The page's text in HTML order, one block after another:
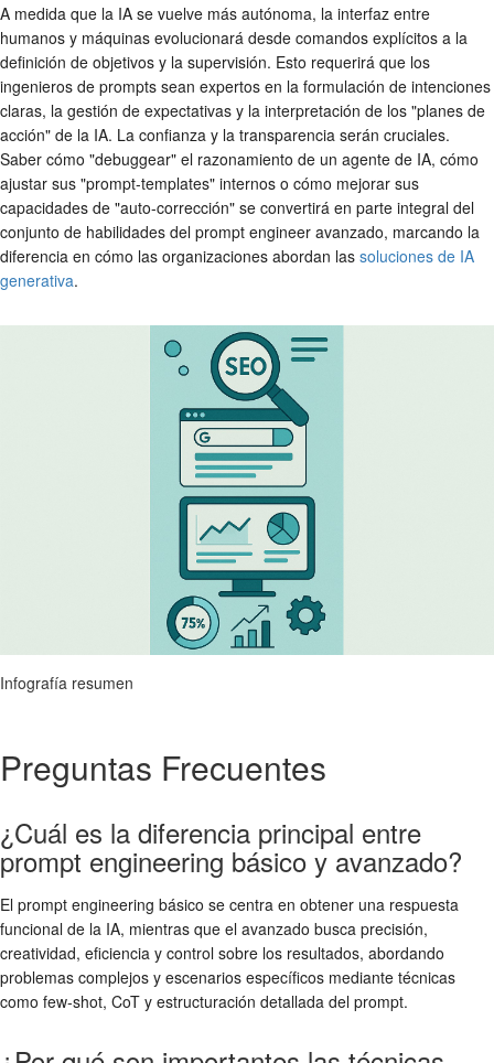
A medida que la IA se vuelve más autónoma, la interfaz entre
humanos y máquinas evolucionará desde comandos explícitos a la
definición de objetivos y la supervisión. Esto requerirá que los
ingenieros de prompts sean expertos en la formulación de intenciones
claras, la gestión de expectativas y la interpretación de los "planes de
acción" de la IA. La confianza y la transparencia serán cruciales.
Saber cómo "debuggear" el razonamiento de un agente de IA, cómo
ajustar sus "prompt-templates" internos o cómo mejorar sus
capacidades de "auto-corrección" se convertirá en parte integral del
conjunto de habilidades del prompt engineer avanzado, marcando la
diferencia en cómo las organizaciones abordan las soluciones de IA
generativa.
Infografía resumen
Preguntas Frecuentes
¿Cuál es la diferencia principal entre
prompt engineering básico y avanzado?
El prompt engineering básico se centra en obtener una respuesta
funcional de la IA, mientras que el avanzado busca precisión,
creatividad, eficiencia y control sobre los resultados, abordando
problemas complejos y escenarios específicos mediante técnicas
como few-shot, CoT y estructuración detallada del prompt.